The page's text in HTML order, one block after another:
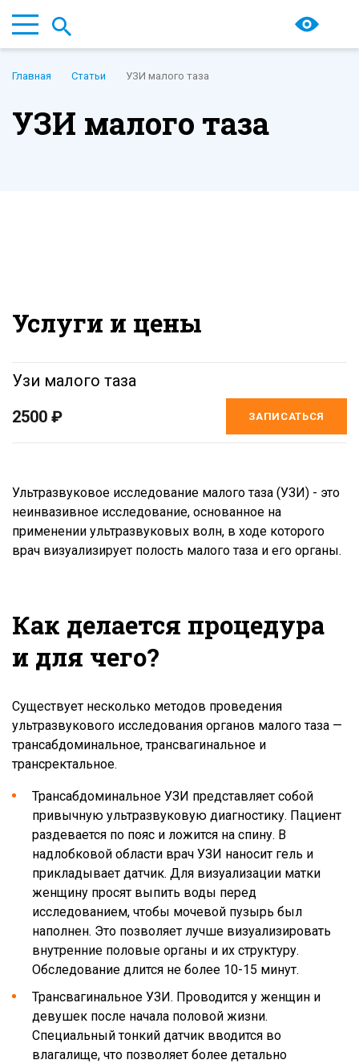
Главная Статьи УЗИ малого таза
УЗИ малого таза
Услуги и цены
Узи малого таза
2500 ₽
ЗАПИСАТЬСЯ
Ультразвуковое исследование малого таза (УЗИ) - это
неинвазивное исследование, основанное на
применении ультразвуковых волн, в ходе которого
врач визуализирует полость малого таза и его органы.
Как делается процедура
и для чего?
Существует несколько методов проведения
ультразвукового исследования органов малого таза —
трансабдоминальное, трансвагинальное и
трансректальное.
Трансабдоминальное УЗИ представляет собой
привычную ультразвуковую диагностику. Пациент
раздевается по пояс и ложится на спину. В
надлобковой области врач УЗИ наносит гель и
прикладывает датчик. Для визуализации матки
женщину просят выпить воды перед
исследованием, чтобы мочевой пузырь был
наполнен. Это позволяет лучше визуализировать
внутренние половые органы и их структуру.
Обследование длится не более 10-15 минут.
Трансвагинальное УЗИ. Проводится у женщин и
девушек после начала половой жизни.
Специальный тонкий датчик вводится во
влагалище, что позволяет более детально